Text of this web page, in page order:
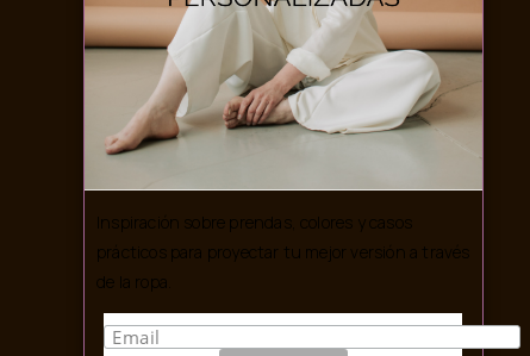
Inspiración sobre prendas, colores y casos
prácticos para proyectar tu mejor versión a través
de la ropa.